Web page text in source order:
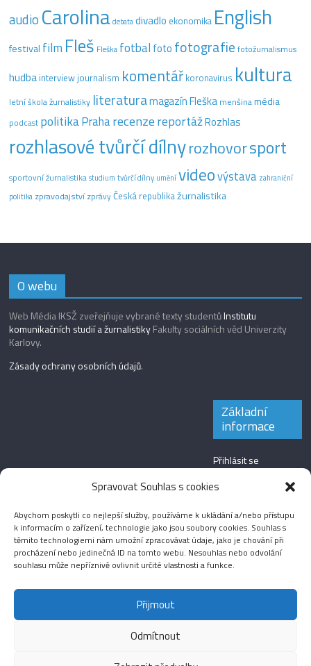
Spravovat Souhlas s cookies
Abychom poskytli co nejlepší služby, používáme k ukládání a/nebo přístupu
k informacím o zařízení, technologie jako jsou soubory cookies. Souhlas s
těmito technologiemi nám umožní zpracovávat údaje, jako je chování při
procházení nebo jedinečná ID na tomto webu. Nesouhlas nebo odvolání
souhlasu může nepříznivě ovlivnit určité vlastnosti a funkce.
Přijmout
Odmítnout
audio Carolina debata divadlo ekonomika English
festival film Fleš Fleška fotbal foto fotografie fotožurnalismus
hudba interview journalism komentář koronavirus kultura
letní škola žurnalistiky literaturamagazín Fleška menšinamédia
podcast politikaPraharecenzereportážRozhlas
rozhlasové tvůrčí dílnyrozhovorsport
sportovní žurnalistika studium tvůrčí dílny uměnívideovýstava zahraniční
politika zpravodajstvízprávyČeská republikažurnalistika
O webu
Web Média IKSŽ zveřejňuje vybrané texty studentůInstitutu
komunikačních studií a žurnalistikyFakulty sociálních věd Univerzity
Karlovy.
Zásady ochrany osobních údajů.
Základní
informace
Přihlásit se
Zdroj kanálů
Kanál komentářů
Česká lokalizace
Fotografie Audio
Copyright © 2026Média IKSŽ. All rights reserved.